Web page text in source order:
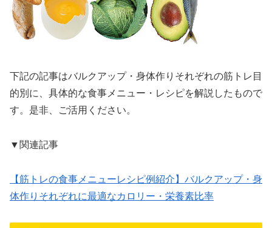
下記の記事はバルクアップ・身体作りそれぞれの筋トレ目
的別に、具体的な食事メニュー・レシピを解説したもので
す。是非、ご活用ください。
▼関連記事
【筋トレの食事メニューレシピ例紹介】バルクアップ・身
体作りそれぞれに最適なカロリー・栄養素比率